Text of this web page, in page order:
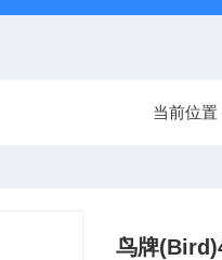
当前位置
鸟牌